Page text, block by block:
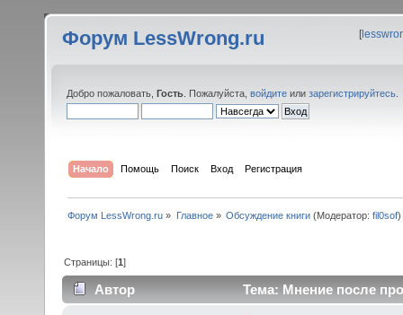
Форум LessWrong.ru [
Добро пожаловать, Гость . Пожалуйста, войдите или зарегистрируйтесь
Начало Помощь Поиск Вход Регистрация
Форум LessWrong.ru » Главное» Обсуждение книги(Модератор: fil0sof)
Страницы: [1]
Автор Тема: Мнение после